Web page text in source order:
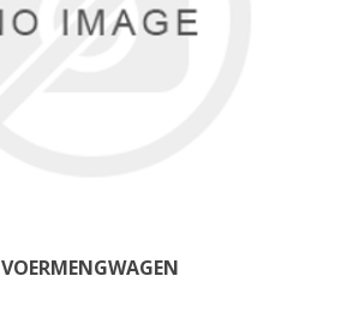
VOERMENGWAGEN